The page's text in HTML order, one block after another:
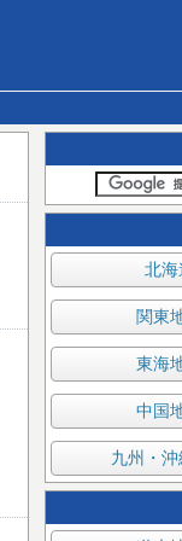
北海
関東
東海
中国
九州・